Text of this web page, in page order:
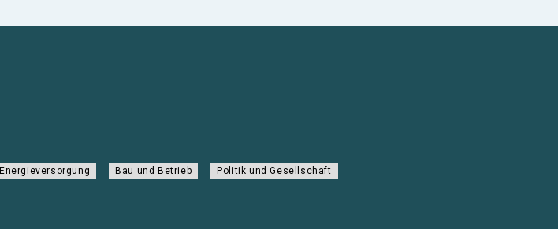
Energieversorgung Bau und Betrieb Politik und Gesellschaft